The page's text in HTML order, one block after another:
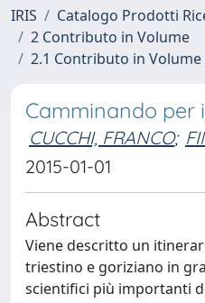
IRIS
Catalogo Prodotti
2 Contributo in Volume
2.1 Contributo in
Camminando per
CUCCHI, FRANCO;
2015-01-01
Abstract
Viene descritto un
triestino e goriziano in
scientifici più importanti